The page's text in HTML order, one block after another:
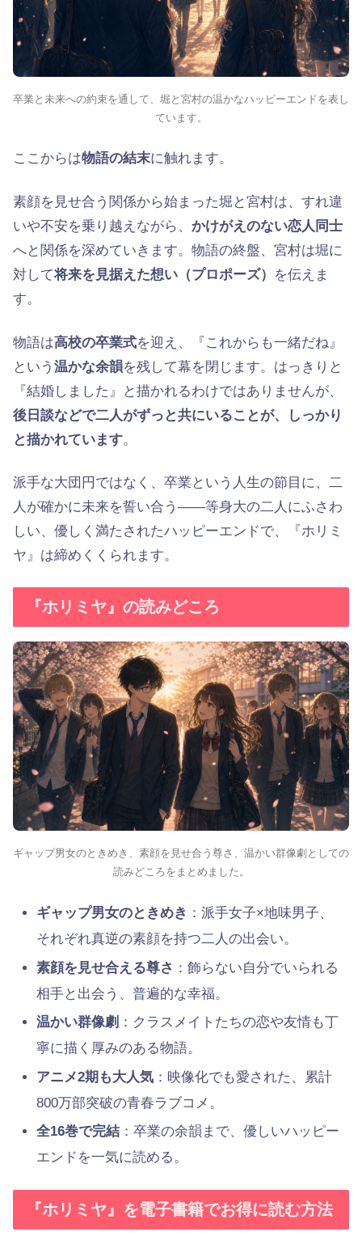
卒業と未来への約束を通して、堀と宮村の温かなハッピーエンドを表し
ています。
ここからは物語の結末に触れます。
素顔を見せ合う関係から始まった堀と宮村は、すれ違
いや不安を乗り越えながら、 かけがえのない恋人同士
へと関係を深めていきます。物語の終盤、宮村は堀に
対して将来を見据えた想い（プロポーズ）
を伝えま
す。
物語は高校の卒業式を迎え、『これからも一緒だね』
という 温かな余韻を残して幕を閉じます。はっきりと
『結婚しました』と描かれるわけではありませんが、
後日談などで二人がずっと共にいることが、しっかり
と描かれています。
派手な大団円ではなく、卒業という人生の節目に、二
人が確かに未来を誓い合う——等身大の二人にふさわ
しい、優しく満たされたハッピーエンドで、『ホリミ
ヤ』は締めくくられます。
『ホリミヤ』の読みどころ
ギャップ男女のときめき、素顔を見せ合う尊さ、温かい群像劇としての
読みどころをまとめました。
ギャップ男女のときめき ：派手女子×地味男子、
それぞれ真逆の素顔を持つ二人の出会い。
素顔を見せ合える尊さ ：飾らない自分でいられる
相手と出会う、普遍的な幸福。
温かい群像劇 ：クラスメイトたちの恋や友情も丁
寧に描く厚みのある物語。
アニメ2期も大人気 ：映像化でも愛された、累計
800万部突破の青春ラブコメ。
全16巻で完結 ：卒業の余韻まで、優しいハッピー
エンドを一気に読める。
『ホリミヤ』を電子書籍でお得に読む方法